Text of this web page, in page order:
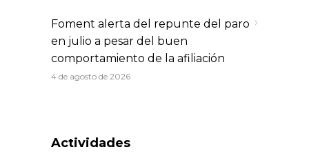
Foment alerta del repunte del paro
en julio a pesar del buen
comportamiento de la afiliación
4 de agosto de 2026
Actividades